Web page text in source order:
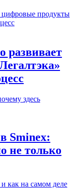
развивает
Sminex:
не только